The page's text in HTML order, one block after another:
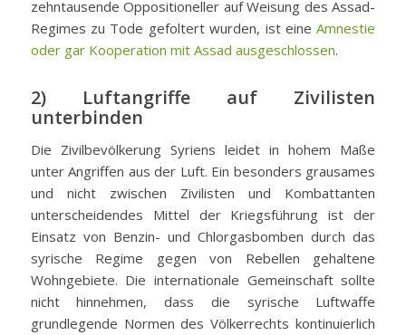
zehntausende Oppositioneller auf Weisung des Assad-
Regimes zu Tode gefoltert wurden, ist eineAmnestie
oder gar Kooperation mit Assad ausgeschlossen.
2) Luftangriffe auf Zivilisten
unterbinden
Die Zivilbevölkerung Syriens leidet in hohem Maße
unter Angriffen aus der Luft. Ein besonders grausames
und nicht zwischen Zivilisten und Kombattanten
unterscheidendes Mittel der Kriegsführung ist der
Einsatz von Benzin- und Chlorgasbomben durch das
syrische Regime gegen von Rebellen gehaltene
Wohngebiete. Die internationale Gemeinschaft sollte
nicht hinnehmen, dass die syrische Luftwaffe
grundlegende Normen des Völkerrechts kontinuierlich